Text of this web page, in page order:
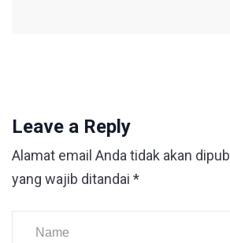
Leave a Reply
Alamat email Anda tidak akan
yang wajib ditandai *